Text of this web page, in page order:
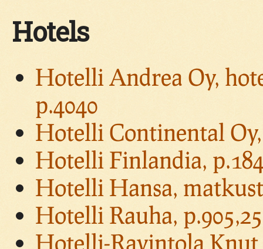
Hotels
Hotelli Andrea Oy,
p.4040
Hotelli Continental Oy,
Hotelli Finlandia,
Hotelli Hansa,
Hotelli Rauha,
Hotelli-Ravintola Knut